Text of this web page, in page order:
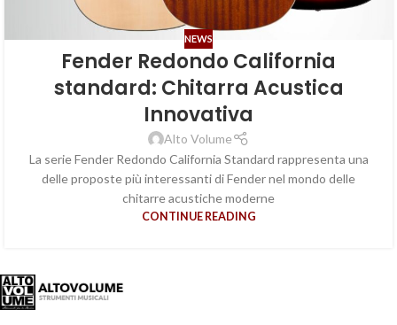
NEWS
Fender Redondo California
standard: Chitarra Acustica
Innovativa
Alto Volume
La serie Fender Redondo California Standard rappresenta una
delle proposte più interessanti di Fender nel mondo delle
chitarre acustiche moderne
CONTINUE READING